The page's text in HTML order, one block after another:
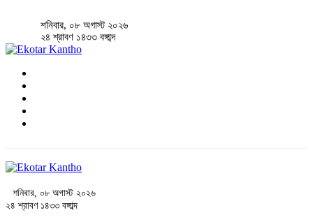
শনিবার, ০৮ অগাস্ট ২০২৬
২৪ শ্রাবণ ১৪৩৩ বঙ্গাব্দ
শনিবার, ০৮ অগাস্ট ২০২৬
২৪ শ্রাবণ ১৪৩৩ বঙ্গাব্দ